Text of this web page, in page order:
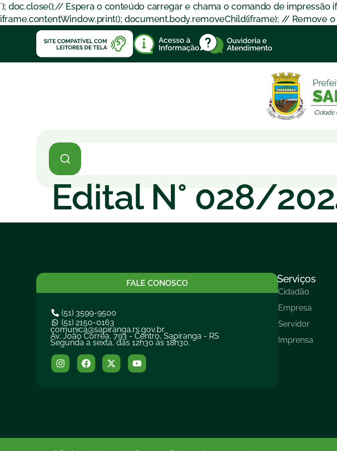
`); doc.close();// Espera o conteúdo carregar e chama o comando de impressão
iframe.contentWindow.print(); document.body.removeChild(iframe); // Remove o
Edital N° 028/
FALE CONOSCO
(51) 3599-9500
(51) 2150-0163
comunica@sapiranga.rs.gov.br
Av. João Corrêa, 793 - Centro, Sapiranga - RS
Segunda a sexta, das 12h30 às 18h30.
Serviços
Cidadão
Empresa
Servidor
Imprensa